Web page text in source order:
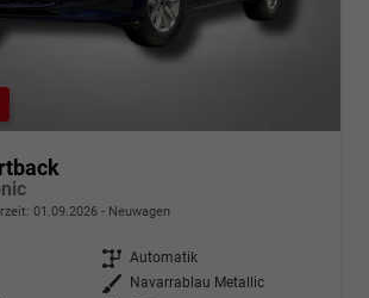
01.09.2026 Neuwagen
Getriebe Automatik
Außenfarbe
Navarrablau Metallic